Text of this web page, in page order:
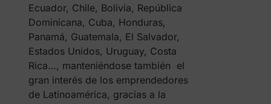
Ecuador, Chile, Bolivia, República
Dominicana, Cuba, Honduras,
Panamá, Guatemala, El Salvador,
Estados Unidos, Uruguay, Costa
Rica…, manteniéndose también el
gran interés de los emprendedores
de Latinoamérica, gracias a la